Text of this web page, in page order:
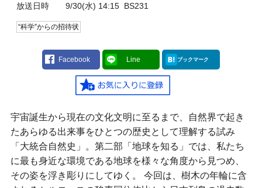
放送日時 9/30(水) 14:15BS231
“科学”からの招待状
Facebook Line ブックマーク
宇宙誕生から現在の文化文明に至るまで、自然界で起き
たあらゆる出来事をひとつの歴史として理解する試み
「大統合自然史」。第二部「地球を知る」では、私たち
に最も身近な環境である地球を様々な角度から見つめ、
その姿を浮き彫りにしてゆく。 今回は、樹木の年輪に含